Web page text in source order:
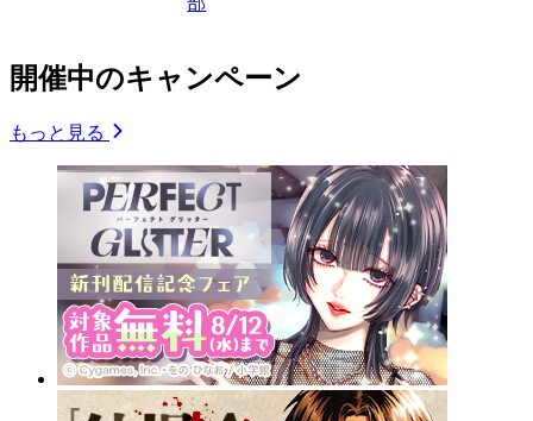
開催中のキャンペーン
もっと見る